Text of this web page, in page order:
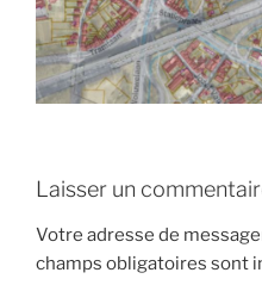
Laisser un
Votre adresse de
champs obligatoires sont